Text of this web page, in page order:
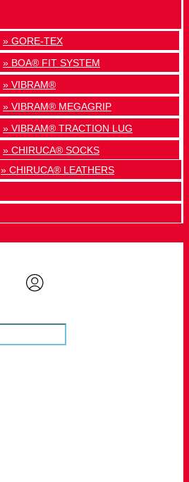
» GORE-TEX
» BOA® FIT SYSTEM
» VIBRAM®
» VIBRAM® MEGAGRIP
» VIBRAM® TRACTION LUG
» CHIRUCA® SOCKS
» CHIRUCA® LEATHERS